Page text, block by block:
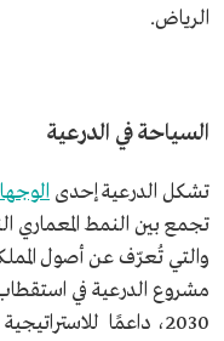
الرياض.
السياحة في الدرعية
تشكل الدرعية إحدى
تجمع بين النمط المعماري
والتي تُعرّف عن أصول
2030، داعمًا